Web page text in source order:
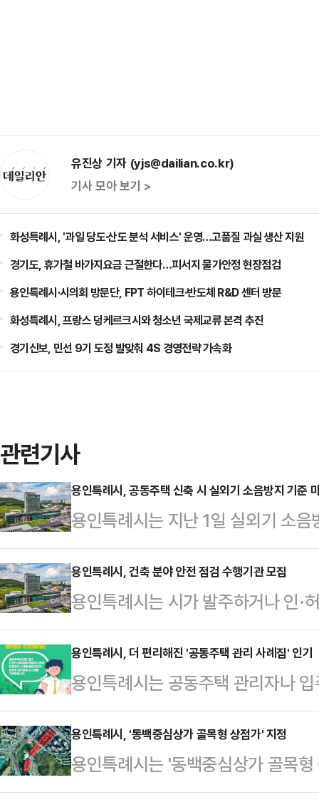
유진상 기자 (yjs@dailian.co.kr)
기사 모아 보기 >
화성특례시, '과일 당도·산도 분석 서비스' 운영…고품질 과실 생산 지원
경기도, 휴가철 바가지요금 근절한다…피서지 물가안정 현장점검
용인특례시·시의회 방문단, FPT 하이테크·반도체 R&D 센터 방문
화성특례시, 프랑스 덩케르크시와 청소년 국제교류 본격 추진
경기신보, 민선 9기 도정 발맞춰 4S 경영전략 가속화
관련기사
용인특례시, 공동주택 신축 시 실외기 소음방지 기준
용인특례시는 지난 1일 실외기 소
준'을 개정·고시했다고 2일 밝혔다.
에 대응하고자 아파트 등 공동주택
음 저감 기준 등을 마련해 제출하도
동시설을 이용할 수 있도록 인테리
까지 설치를 모두 마친 후 감리자의
서관 등 주민공동시설 내 시설이 갖
운영이 늦어지는 문제를…
용인특례시, 건축 분야 안전 점검 수행기관 모집
용인특례시는 시가 발주하거나 인·
을 진행할 전문 기관을 오는 18일
개 모집한 안전 점검 수행기관의 운
법' 제100조2에 따라 올해 점검 기
수행기관으로 선정되면 앞으로 1년
10층 이상의 16층 미만의 건축물
안전관리계획 의무 수립 공사 현장
개 전…
용인특례시, 더 편리해진 '공동주택 관리 사례집' 인기
용인특례시는 공동주택 관리자나
둔 '공동주택 관리 질의 사례집'이
고 31일 밝혔다.시는 지난해 3월
1213건을 모아 시 누리집에 공개
주택(총 614단지)에 거주하는 만큼
용인특례시, '동백중심상가 골목형 상점가' 지정
용인특례시는 '동백중심상가 골목
지정했다고 29일 밝혔다.'동백중심